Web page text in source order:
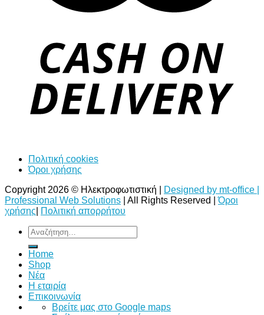
Πολιτική cookies
Όροι χρήσης
Copyright 2026 © Ηλεκτροφωτιστική |
Designed by mt-office |
Professional Web Solutions | All Rights Reserved |Όροι
χρήσης
Πολιτική απορρήτου
Αναζήτηση
για:
Home
Shop
Νέα
Η εταιρία
Επικοινωνία
Bρείτε μας στο Google maps